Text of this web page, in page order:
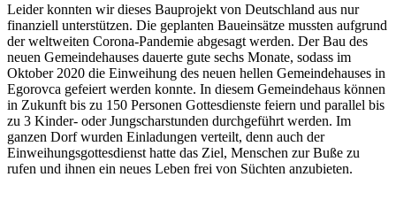
Leider konnten wir dieses Bauprojekt von Deutschland aus nur
finanziell unterstützen. Die geplanten Baueinsätze mussten aufgrund
der weltweiten Corona-Pandemie abgesagt werden. Der Bau des
neuen Gemeindehauses dauerte gute sechs Monate, sodass im
Oktober 2020 die Einweihung des neuen hellen Gemeindehauses in
Egorovca gefeiert werden konnte. In diesem Gemeindehaus können
in Zukunft bis zu 150 Personen Gottesdienste feiern und parallel bis
zu 3 Kinder- oder Jungscharstunden durchgeführt werden. Im
ganzen Dorf wurden Einladungen verteilt, denn auch der
Einweihungsgottesdienst hatte das Ziel, Menschen zur Buße zu
rufen und ihnen ein neues Leben frei von Süchten anzubieten.